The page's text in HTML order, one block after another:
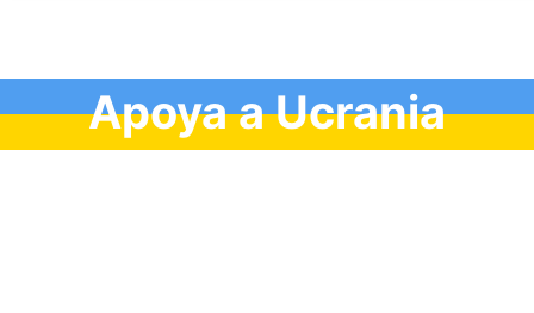
Apoya a Ucrania